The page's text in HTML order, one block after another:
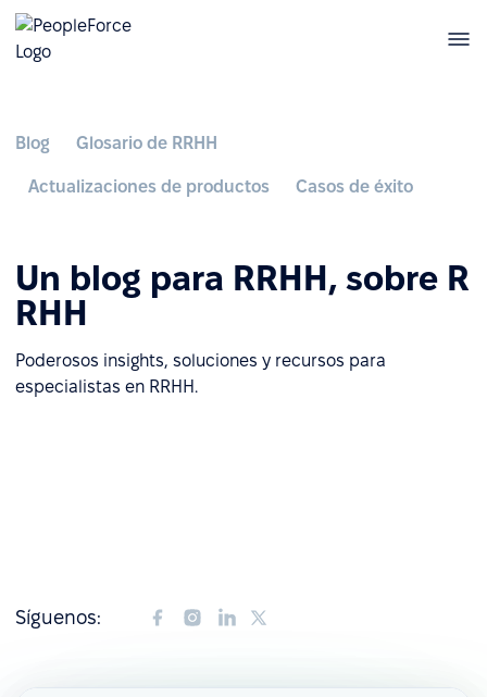
Blog Glosario de RRHH
Actualizaciones de productos Casos de éxito
Un blog para RRHH, sobre R
RHH
Poderosos insights, soluciones y recursos para
especialistas en RRHH.
Síguenos: